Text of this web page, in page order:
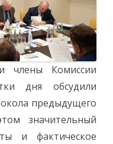
члены Комиссии
дня обсудили
предыдущего
значительный
и фактическое